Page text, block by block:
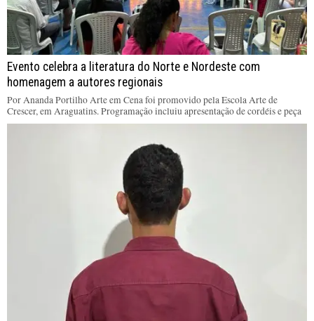
Evento celebra a literatura do Norte e Nordeste com
homenagem a autores regionais
Por Ananda Portilho Arte em Cena foi promovido pela Escola Arte de
Crescer, em Araguatins. Programação incluiu apresentação de cordéis e peça